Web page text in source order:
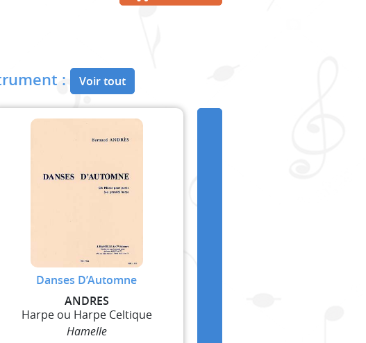
: Voir tout
Danses D’Automne
ANDRES
Harpe ou Harpe Celtique
Hamelle